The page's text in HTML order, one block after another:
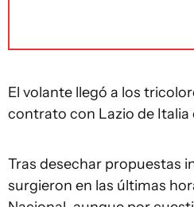
El volante llegó a los
contrato con Lazio de Italia
Tras desechar propuestas
surgieron en las últimas